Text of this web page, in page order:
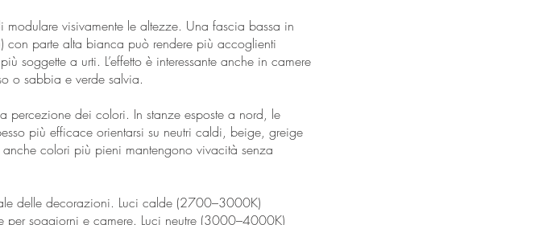
modulare visivamente le altezze. Una fascia bassa in
parte alta bianca può rendere più accoglienti
soggette a urti. L’effetto è interessante anche in camere
o sabbia e verde salvia.
percezione dei colori. In stanze esposte a nord, le
più efficace orientarsi su neutri caldi, beige, greige
colori più pieni mantengono vivacità senza
delle decorazioni. Luci calde (2700–3000K)
soggiorni e camere. Luci neutre (3000–4000K)